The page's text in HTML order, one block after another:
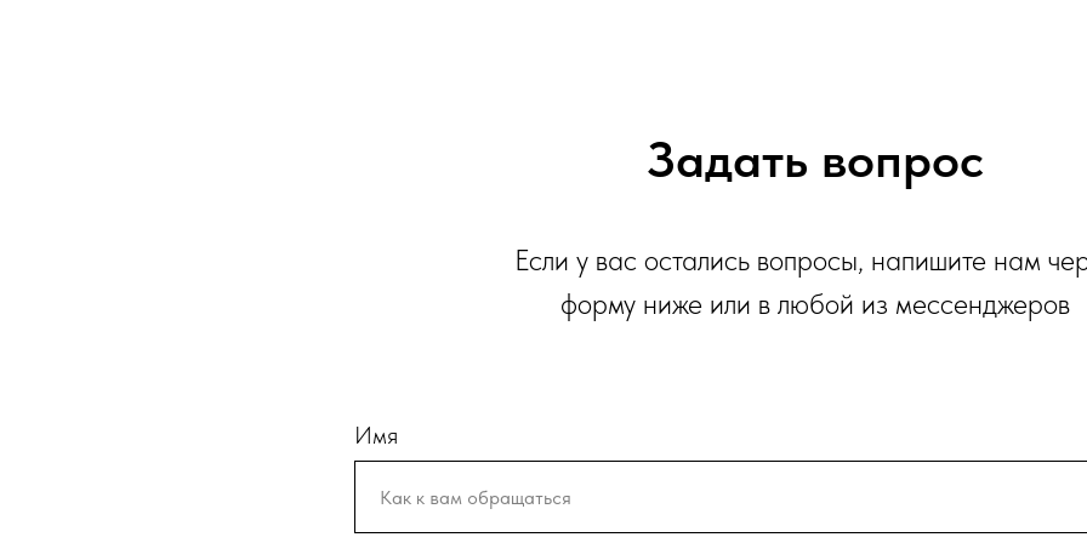
Задать вопрос
Если у вас остались вопросы, напишите нам
форму ниже или в любой из мессенджеров
Имя